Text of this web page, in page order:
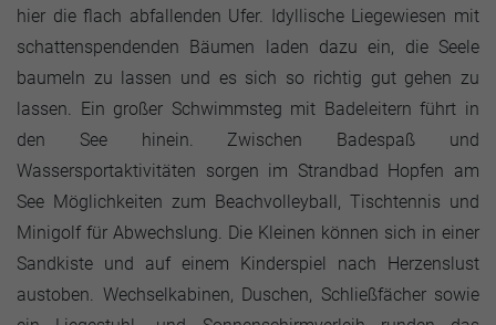
hier die flach abfallenden Ufer. Idyllische Liegewiesen mit
schattenspendenden Bäumen laden dazu ein, die Seele
baumeln zu lassen und es sich so richtig gut gehen zu
lassen. Ein großer Schwimmsteg mit Badeleitern führt in
den See hinein. Zwischen Badespaß und
Wassersportaktivitäten sorgen im Strandbad Hopfen am
See Möglichkeiten zum Beachvolleyball, Tischtennis und
Minigolf für Abwechslung. Die Kleinen können sich in einer
Sandkiste und auf einem Kinderspiel nach Herzenslust
austoben. Wechselkabinen, Duschen, Schließfächer sowie